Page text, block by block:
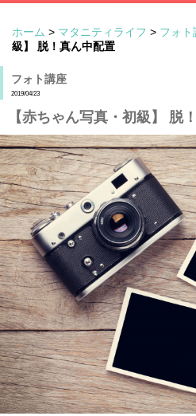
ホーム > マタニティライフ > フォト
級】 脱！真ん中配置
フォト講座
2019/04/23
【赤ちゃん写真・初級】 脱